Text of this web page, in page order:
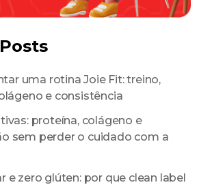
uma rotina Joie Fit: treino,
e consistência
proteína, colágeno e
sem perder o cuidado com a
e zero glúten: por que clean label